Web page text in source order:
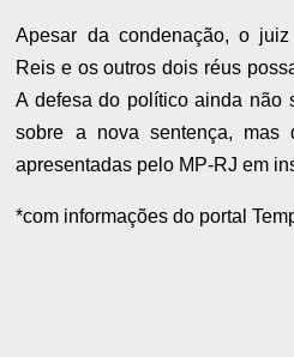
Apesar da condenação, o
Reis e os outros dois réus
A defesa do político ainda não
sobre a nova sentença, mas
apresentadas pelo MP-RJ em
*com informações do portal